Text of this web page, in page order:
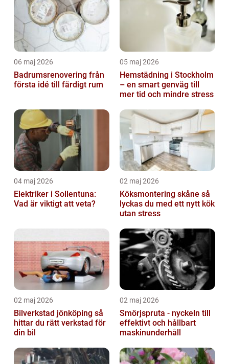
06 maj 2026
Badrumsrenovering från
första idé till färdigt rum
05 maj 2026
Hemstädning i Stockholm
– en smart genväg till
mer tid och mindre stress
04 maj 2026
Elektriker i Sollentuna:
Vad är viktigt att veta?
02 maj 2026
Köksmontering skåne så
lyckas du med ett nytt kök
utan stress
02 maj 2026
Bilverkstad jönköping så
hittar du rätt verkstad för
din bil
02 maj 2026
Smörjspruta - nyckeln till
effektivt och hållbart
maskinunderhåll